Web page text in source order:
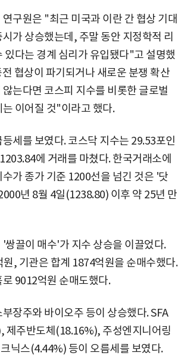
구원은 "최근 미국과 이란 간 협상 기대
가 상승했는데, 주말 동안 지정학적 리
있다는 경계 심리가 유입됐다"고 설명했
협상이 파기되거나 새로운 분쟁 확산
는다면 코스피 지수를 비롯한 글로벌
이어질 것"이라고 했다.
세를 보였다. 코스닥 지수는 29.53포인
에 거래를 마쳤다. 한국거래소에
가 종가 기준 1200선을 넘긴 것은 '닷
년 8월 4일(1238.80) 이후 약 25년 만
쌍끌이 매수'가 지수 상승을 이끌었다.
, 기관은 합계 1874억원을 순매수했다.
9012억원 순매도했다.
장주와 바이오주 등이 상승했다. SFA
제주반도체(18.16%), 주성엔지니어링
닉스(4.44%) 등이 오름세를 보였다.